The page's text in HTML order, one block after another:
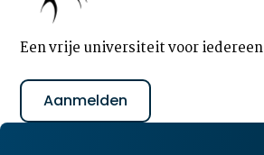
Een vrije universiteit voor iedereen
Aanmelden